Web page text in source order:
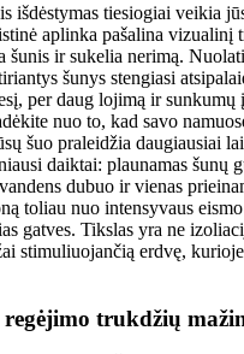
išdėstymas tiesiogiai veikia
aplinka pašalina vizualinį
šunis ir sukelia nerimą.
šunys stengiasi
per daug lojimą ir
nuo to, kad savo
šuo praleidžia daugiausiai
daiktai: plaunamas šunų
dubuo ir vienas
toliau nuo intensyvaus
gatves. Tikslas yra ne
stimuliuojančią erdvę,
trukdžių